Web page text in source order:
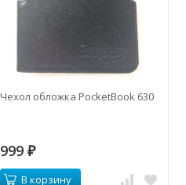
Чехол обложка PocketBook 630
999 ₽
В корзину